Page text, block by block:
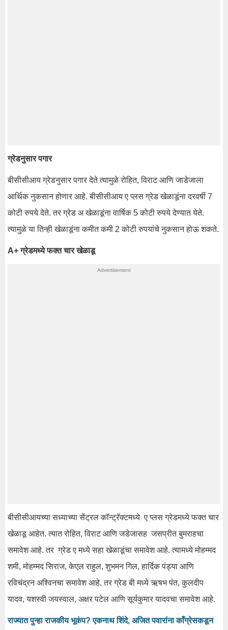
ग्रेडनुसार पगार
बीसीसीआय ग्रेडनुसार पगार देते त्यामुळे रोहित, विराट आणि जाडेजाला
आर्थिक नुकसान होणार आहे. बीसीसीआय ए प्लस ग्रेड खेळाडूंना दरवर्षी 7
कोटी रुपये देते. तर ग्रेड अ खेळाडूंना वार्षिक 5 कोटी रुपये देण्यात येते.
त्यामुळे या तिन्ही खेळाडूंना कमीत कमी 2 कोटी रुपयांचे नुकसान होऊ शकते.
A+ ग्रेडमध्ये फक्त चार खेळाडू
बीसीसीआयच्या सध्याच्या सेंट्रल कॉन्ट्रॅक्टमध्ये ए प्लस ग्रेडमध्ये फक्त चार
खेळाडू आहेत. त्यात रोहित, विराट आणि जडेजासह जसप्रीत बुमराहचा
समावेश आहे. तर ग्रेड ए मध्ये सहा खेळाडूंचा समावेश आहे. त्यामध्ये मोहम्मद
शमी, मोहम्मद सिराज, केएल राहुल, शुभमन गिल, हार्दिक पंड्या आणि
रविचंद्रन अश्विनचा समावेश आहे. तर ग्रेड बी मध्ये ऋषभ पंत, कुलदीप
यादव, यशस्वी जयस्वाल, अक्षर पटेल आणि सूर्यकुमार यादवचा समावेश आहे.
राज्यात पुन्हा राजकीय भूकंप? एकनाथ शिंदे, अजित पवारांना काँग्रेसकडून